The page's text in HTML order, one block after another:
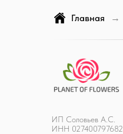
Главная →
ИП Соловьев А.С.
ИНН 027400797682